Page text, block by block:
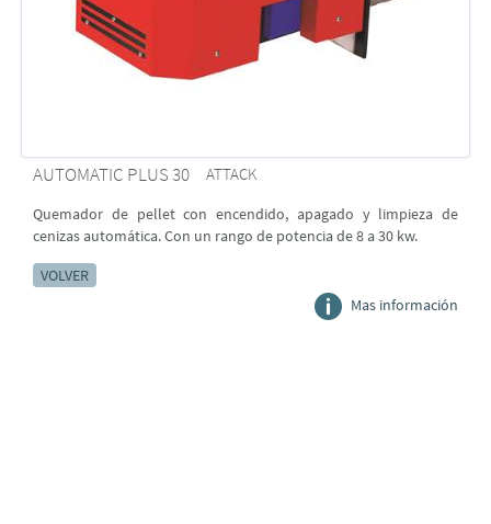
AUTOMATIC PLUS 30 ATTACK
Quemador de pellet con encendido, apagado y limpieza de
cenizas automática. Con un rango de potencia de 8 a 30 kw.
VOLVER
Mas información